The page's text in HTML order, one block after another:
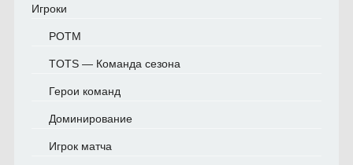
Игроки
POTM
TOTS — Команда сезона
Герои команд
Доминирование
Игрок матча